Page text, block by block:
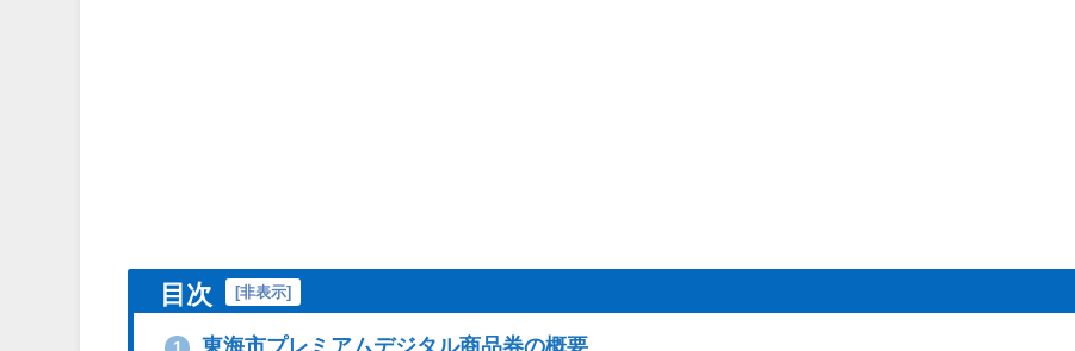
目次 [非表示]
1 東海市プレミアムデジタル商品券の概要